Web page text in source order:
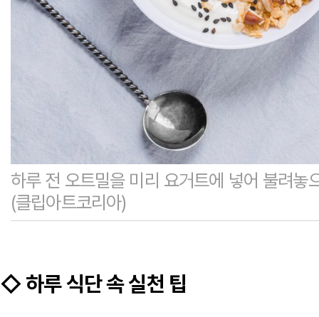
하루 전 오트밀을 미리 요거트에 넣어 불려놓
(클립아트코리아)
◇ 하루 식단 속 실천 팁